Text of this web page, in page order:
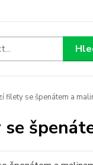
filety se špenátem a